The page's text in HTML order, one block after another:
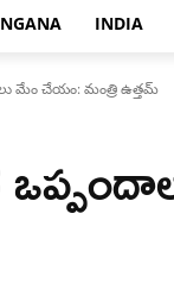
INDIA
మేం చేయం: మంత్రి ఉత్తమ్